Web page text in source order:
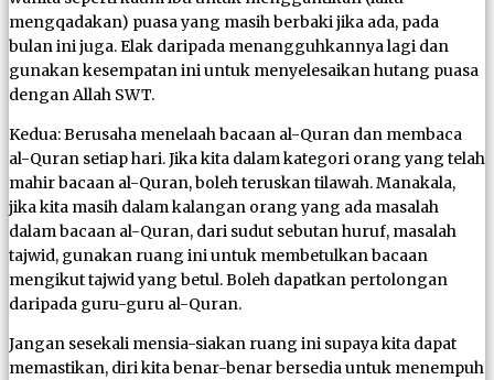
mengqadakan) puasa yang masih berbaki jika ada, pada
bulan ini juga. Elak daripada menangguhkannya lagi dan
gunakan kesempatan ini untuk menyelesaikan hutang puasa
dengan Allah SWT.
Kedua: Berusaha menelaah bacaan al-Quran dan membaca
al-Quran setiap hari. Jika kita dalam kategori orang yang telah
mahir bacaan al-Quran, boleh teruskan tilawah. Manakala,
jika kita masih dalam kalangan orang yang ada masalah
dalam bacaan al-Quran, dari sudut sebutan huruf, masalah
tajwid, gunakan ruang ini untuk membetulkan bacaan
mengikut tajwid yang betul. Boleh dapatkan pertolongan
daripada guru-guru al-Quran.
Jangan sesekali mensia-siakan ruang ini supaya kita dapat
memastikan, diri kita benar-benar bersedia untuk menempuh